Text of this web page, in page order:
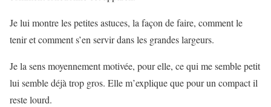
Je lui montre les petites astuces, la façon de faire, comment le
tenir et comment s’en servir dans les grandes largeurs.
Je la sens moyennement motivée, pour elle, ce qui me semble petit
lui semble déjà trop gros. Elle m’explique que pour un compact il
reste lourd.